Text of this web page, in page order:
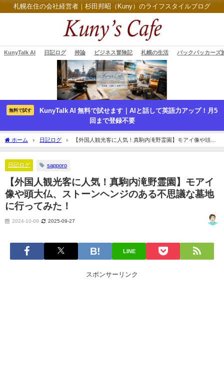
札幌在住の会社経営者｜杉田邦昭（Kuny）のライフスタイルブログ
KunyTalk AI 日記ログ 持論 ビジネス冒険記 札幌の生活 バックパッカーズ
無料で試す
KunyTalk AI 無料で試せます｜AIと話して英語力アップ！月5
回まで登録不要
ホーム 日記ログ
【外国人観光客に人気！真駒内滝野霊園】モアイ像や頭大
仏、ストーンヘンジのある不思議な墓地に行ってみた！
日記ログ sapporo
【外国人観光客に人気！真駒内滝野霊園】モアイ
像や頭大仏、ストーンヘンジのある不思議な墓地
に行ってみた！
2024-10-09 2025-09-27
LINE
スポンサーリンク